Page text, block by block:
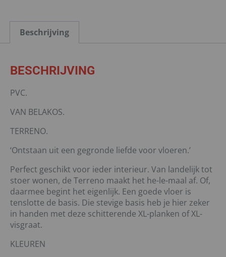
Beschrijving
BESCHRIJVING
PVC.
VAN BELAKOS.
TERRENO.
‘Ontstaan uit een gegronde liefde voor vloeren.’
Perfect geschikt voor ieder interieur. Van landelijk tot
stoer wonen, de Terreno maakt het he-le-maal af. Of,
daarmee begint het eigenlijk. Een goede vloer is
tenslotte de basis. Die stevige basis heb je hier zeker
in handen met deze schitterende XL-planken of XL-
visgraat.
KLEUREN